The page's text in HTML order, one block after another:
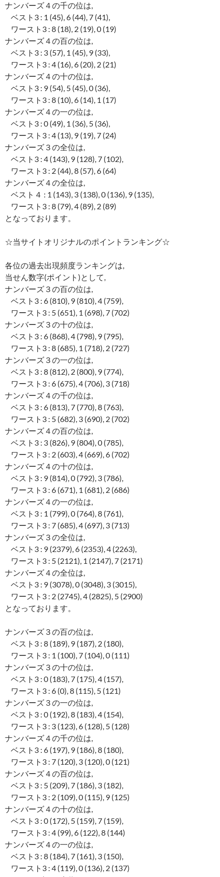
ナンバーズ４の千の位は,
ベスト3 : 1 (45), 6 (44), 7 (41),
ワースト3 : 8 (18), 2 (19), 0 (19)
ナンバーズ４の百の位は,
ベスト3 : 3 (57), 1 (45), 9 (33),
ワースト3 : 4 (16), 6 (20), 2 (21)
ナンバーズ４の十の位は,
ベスト3 : 9 (54), 5 (45), 0 (36),
ワースト3 : 8 (10), 6 (14), 1 (17)
ナンバーズ４の一の位は,
ベスト3 : 0 (49), 1 (36), 5 (36),
ワースト3 : 4 (13), 9 (19), 7 (24)
ナンバーズ３の全位は,
ベスト3 : 4 (143), 9 (128), 7 (102),
ワースト3 : 2 (44), 8 (57), 6 (64)
ナンバーズ４の全位は,
ベスト４ : 1 (143), 3 (138), 0 (136), 9 (135),
ワースト3 : 8 (79), 4 (89), 2 (89)
となっております。
☆当サイトオリジナルのポイントランキング☆
各位の過去出現頻度ランキングは,
当せん数字(ポイント)として,
ナンバーズ３の百の位は,
ベスト3 : 6 (810), 9 (810), 4 (759),
ワースト3 : 5 (651), 1 (698), 7 (702)
ナンバーズ３の十の位は,
ベスト3 : 6 (868), 4 (798), 9 (795),
ワースト3 : 8 (685), 1 (718), 2 (727)
ナンバーズ３の一の位は,
ベスト3 : 8 (812), 2 (800), 9 (774),
ワースト3 : 6 (675), 4 (706), 3 (718)
ナンバーズ４の千の位は,
ベスト3 : 6 (813), 7 (770), 8 (763),
ワースト3 : 5 (682), 3 (690), 2 (702)
ナンバーズ４の百の位は,
ベスト3 : 3 (826), 9 (804), 0 (785),
ワースト3 : 2 (603), 4 (669), 6 (702)
ナンバーズ４の十の位は,
ベスト3 : 9 (814), 0 (792), 3 (786),
ワースト3 : 6 (671), 1 (681), 2 (686)
ナンバーズ４の一の位は,
ベスト3 : 1 (799), 0 (764), 8 (761),
ワースト3 : 7 (685), 4 (697), 3 (713)
ナンバーズ３の全位は,
ベスト3 : 9 (2379), 6 (2353), 4 (2263),
ワースト3 : 5 (2121), 1 (2147), 7 (2171)
ナンバーズ４の全位は,
ベスト3 : 9 (3078), 0 (3048), 3 (3015),
ワースト3 : 2 (2745), 4 (2825), 5 (2900)
となっております。
ナンバーズ３の百の位は,
ベスト3 : 8 (189), 9 (187), 2 (180),
ワースト3 : 1 (100), 7 (104), 0 (111)
ナンバーズ３の十の位は,
ベスト3 : 0 (183), 7 (175), 4 (157),
ワースト3 : 6 (0), 8 (115), 5 (121)
ナンバーズ３の一の位は,
ベスト3 : 0 (192), 8 (183), 4 (154),
ワースト3 : 3 (123), 6 (128), 5 (128)
ナンバーズ４の千の位は,
ベスト3 : 6 (197), 9 (186), 8 (180),
ワースト3 : 7 (120), 3 (120), 0 (121)
ナンバーズ４の百の位は,
ベスト3 : 5 (209), 7 (186), 3 (182),
ワースト3 : 2 (109), 0 (115), 9 (125)
ナンバーズ４の十の位は,
ベスト3 : 0 (172), 5 (159), 7 (159),
ワースト3 : 4 (99), 6 (122), 8 (144)
ナンバーズ４の一の位は,
ベスト3 : 8 (184), 7 (161), 3 (150),
ワースト3 : 4 (119), 0 (136), 2 (137)